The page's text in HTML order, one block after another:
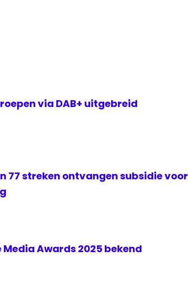
via DAB+ uitgebreid
77 streken ontvangen subsidie voor
Awards 2025 bekend